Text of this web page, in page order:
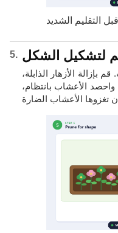
بإزالة الأزهار الذابلة،
الأعشاب بانتظام،